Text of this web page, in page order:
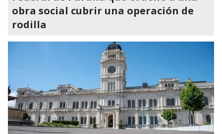
obra social cubrir una operación de
rodilla